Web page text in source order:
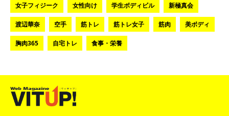
女子フィジーク 女性向け 学生ボディビル 新極真会
渡辺華奈 空手 筋トレ 筋トレ女子 筋肉 美ボディ
胸肉365 自宅トレ 食事・栄養